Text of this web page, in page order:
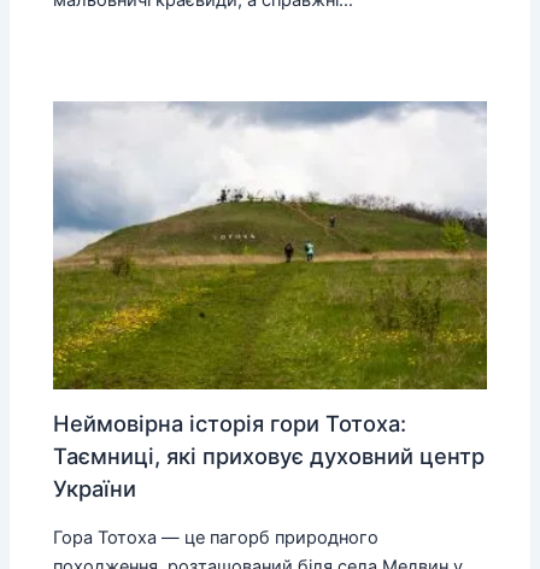
Неймовірна історія гори Тотоха:
Таємниці, які приховує духовний центр
України
Гора Тотоха — це пагорб природного